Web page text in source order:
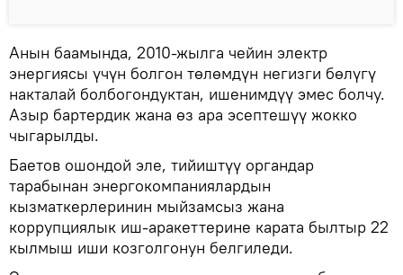
Анын баамында, 2010-жылга чейин электр
энергиясы үчүн болгон төлөмдүн негизги бөлүгү
накталай болбогондуктан, ишенимдүү эмес болчу.
Азыр бартердик жана өз ара эсептешүү жокко
чыгарылды.
Баетов ошондой эле, тийиштүү органдар
тарабынан энергокомпаниялардын
кызматкерлеринин мыйзамсыз жана
коррупциялык иш-аракеттерине карата былтыр 22
кылмыш иши козголгонун белгиледи.